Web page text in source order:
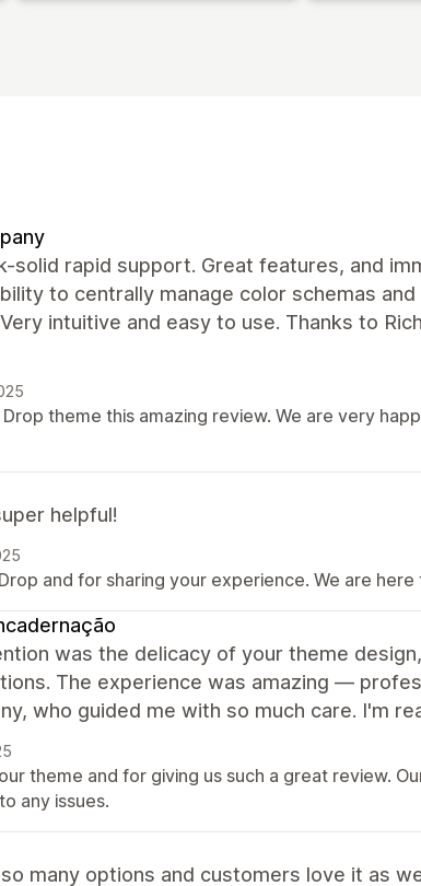
solid rapid support. Great features, and
to centrally manage color schemas
intuitive and easy to use. Thanks to
theme this amazing review. We are very
helpful!
and for sharing your experience. We are
was the delicacy of your theme
The experience was amazing —
who guided me with so much care. I'm
theme and for giving us such a great review.
any issues.
many options and customers love it as